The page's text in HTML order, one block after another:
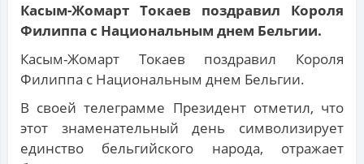
Касым-Жомарт Токаев поздравил Короля
Филиппа с Национальным днем Бельгии.
Касым-Жомарт Токаев поздравил Короля
Филиппа с Национальным днем Бельгии.
В своей телеграмме Президент отметил, что
этот знаменательный день символизирует
единство бельгийского народа, отражает